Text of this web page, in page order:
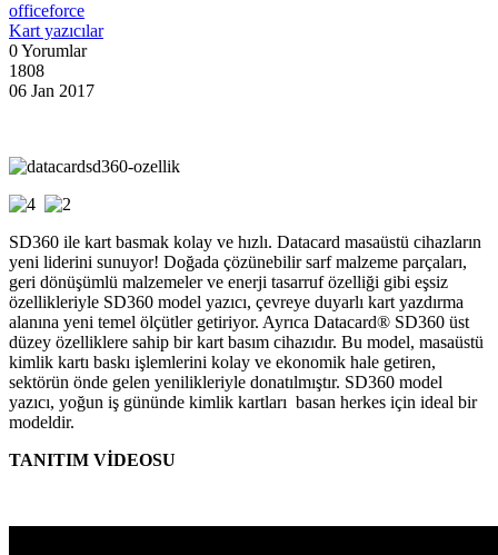
officeforce
Kart yazıcılar
0 Yorumlar
1808
06 Jan 2017
SD360 ile kart basmak kolay ve hızlı. Datacard masaüstü cihazların
yeni liderini sunuyor! Doğada çözünebilir sarf malzeme parçaları,
geri dönüşümlü malzemeler ve enerji tasarruf özelliği gibi eşsiz
özellikleriyle SD360 model yazıcı, çevreye duyarlı kart yazdırma
alanına yeni temel ölçütler getiriyor. Ayrıca Datacard® SD360 üst
düzey özelliklere sahip bir kart basım cihazıdır. Bu model, masaüstü
kimlik kartı baskı işlemlerini kolay ve ekonomik hale getiren,
sektörün önde gelen yenilikleriyle donatılmıştır. SD360 model
yazıcı, yoğun iş gününde kimlik kartları basan herkes için ideal bir
modeldir.
TANITIM VİDEOSU